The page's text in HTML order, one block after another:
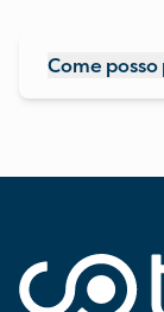
Come
tuo reclamo.